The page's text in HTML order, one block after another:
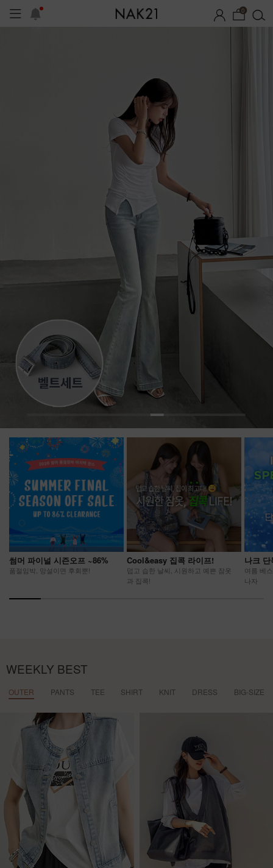
0
1+1 기획세트 자체제작 여름
썸머 파이널 시즌오프 ~86%
품절임박, 망설이면 후회뿐!
Cool&easy 집콕 라이프!
덥고 습한 날씨, 시원하고 예쁜 잠옷
과 집콕!
나크
여름 베
나자
WEEKLY BEST
OUTER PANTS TEE SHIRT KNIT DRESS BIG-SIZE